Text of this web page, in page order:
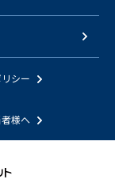
シー
様へ